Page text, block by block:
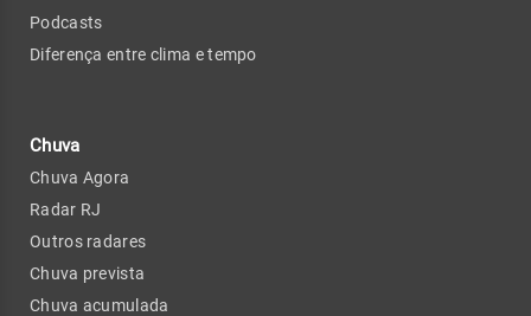
Podcasts
Diferença entre clima e tempo
Chuva
Chuva Agora
Radar RJ
Outros radares
Chuva prevista
Chuva acumulada